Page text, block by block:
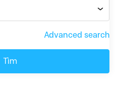
Advanced search
Tìm